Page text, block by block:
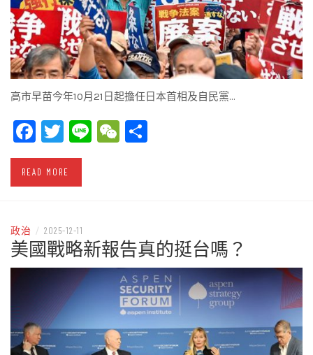
高市早苗今年10月21日起擔任日本首相及自民黨…
Facebook
Twitter
LineWeChat
READ MORE
政治 / 2025-12-11
美國戰略新報告真的挺台嗎？